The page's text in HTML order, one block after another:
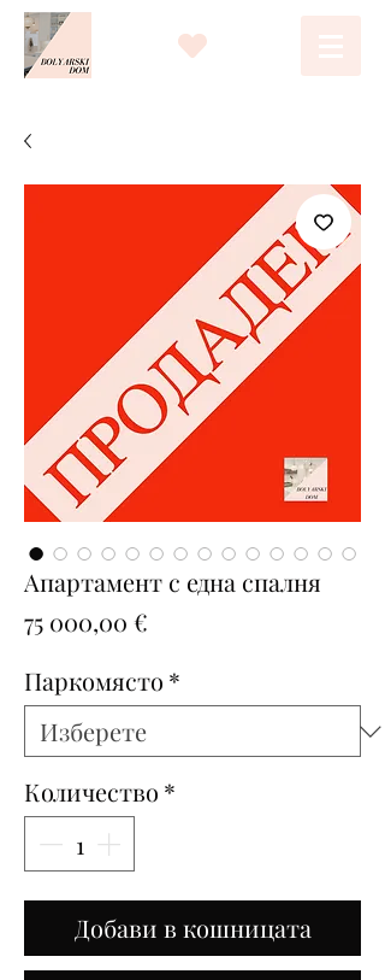
Апартамент с една спалня
75 000,00 €
Паркомясто *
Количество *
Добави в кошницата